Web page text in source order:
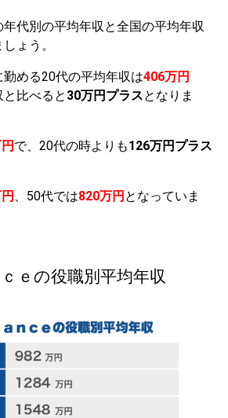
年代別の平均年収と全国の平均年収
ょう。
める20代の平均年収は406万円
比べると 30万円プラスとなりま
で、20代の時よりも126万円プラス
、50代では820万円 となっていま
ｅの役職別平均年収